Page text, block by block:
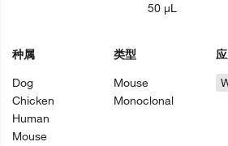
种属
Dog
Chicken
Human
Mouse
类型
Mouse
Monoclonal
50 µL